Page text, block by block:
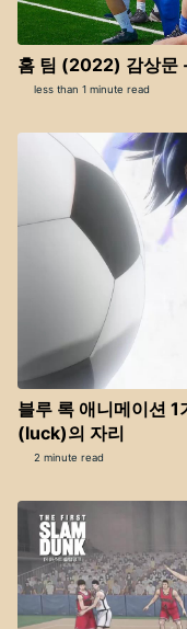
홈 팀 (2022) 감상문
less than 1 minute read
블루 록 애니메이션
(luck)의 자리
2 minute read